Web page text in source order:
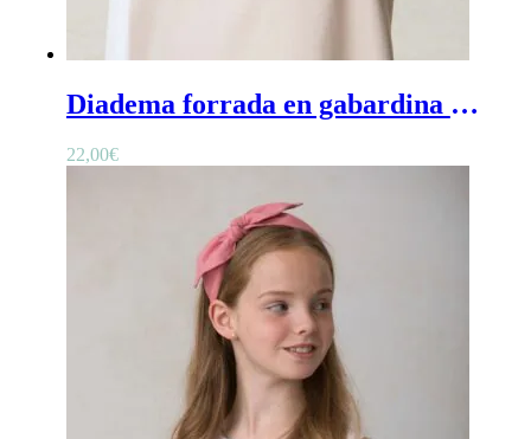
Diadema forrada en gabardina - Diadema lisa y ancha de gabardina
22,00€